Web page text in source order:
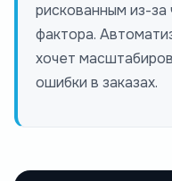
рискованным из-за
фактора.
хочет
ошибки в заказах.